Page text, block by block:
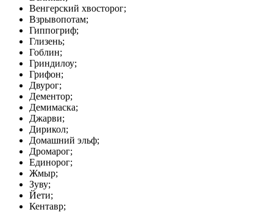
Венгерский хвосторог;
Взрывопотам;
Гиппогриф;
Глизень;
Гоблин;
Гриндилоу;
Грифон;
Двурог;
Дементор;
Демимаска;
Джарви;
Дирикол;
Домашний эльф;
Дромарог;
Единорог;
Жмыр;
Зуву;
Йети;
Кентавр;